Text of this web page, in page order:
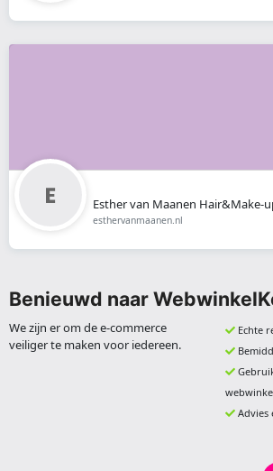
Esther van Maanen Hair&Make-
esthervanmaanen.nl
Benieuwd naar
We zijn er om de e-commerce
veiliger te maken voor iedereen.
Echte
Advies